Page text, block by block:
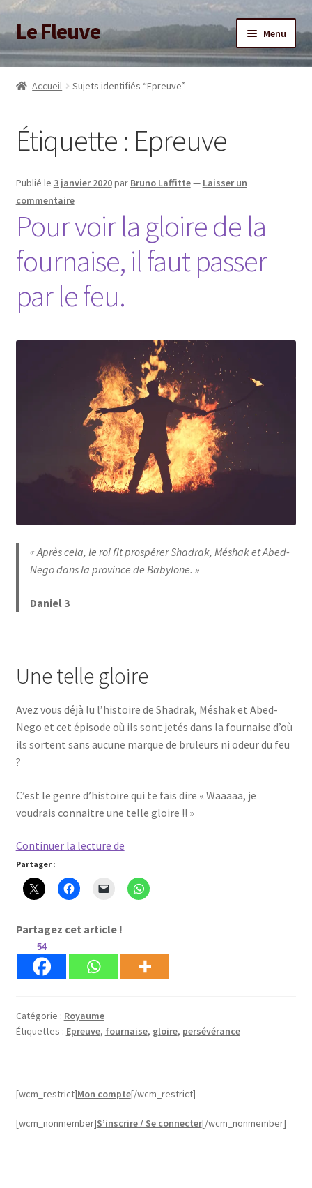
Aller
à
la
navigation
Aller
au
contenu
Le Fleuve Menu
Accueil
Ouvrir
Boutique
Adhésion/Soutien
Mon compte
Accueil Sujets identifiés “Epreuve”
Étiquette : Epreuve
Publié le 3 janvier 2020par Bruno Laffitte— Laisser un
commentaire
Pour voir la gloire de la
fournaise, il faut passer
par le feu.
« Après cela, le roi fit prospérer Shadrak, Méshak et Abed-
Nego dans la province de Babylone. »
Daniel 3
Une telle gloire
Avez vous déjà lu l’histoire de Shadrak, Méshak et Abed-
Nego et cet épisode où ils sont jetés dans la fournaise d’où
ils sortent sans aucune marque de bruleurs ni odeur du feu
?
C’est le genre d’histoire qui te fais dire « Waaaaa, je
voudrais connaitre une telle gloire !! »
Continuer la lecture dePour
la
gloire
le
Partager :
Partagez cet article !
54
Catégorie : Royaume
Étiquettes : Epreuve, fournaise, gloire, persévérance
[wcm_restrict]Mon compte[/wcm_restrict]
[wcm_nonmember]S’inscrire / Se connecter[/wcm_nonmember]